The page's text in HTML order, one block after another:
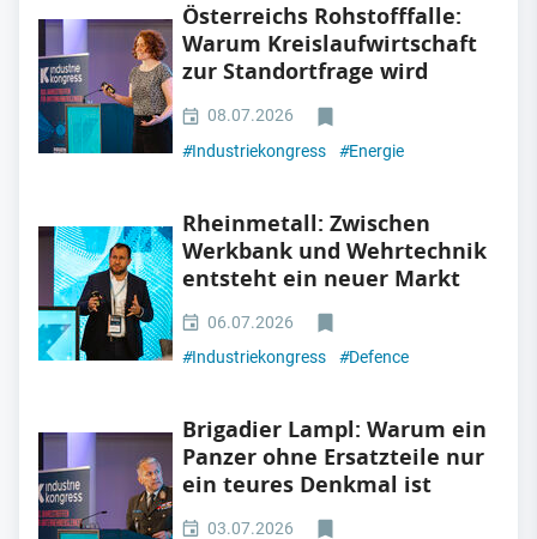
Österreichs Rohstofffalle:
Warum Kreislaufwirtschaft
zur Standortfrage wird
08.07.2026
#Industriekongress #Energie
Rheinmetall: Zwischen
Werkbank und Wehrtechnik
entsteht ein neuer Markt
06.07.2026
#Industriekongress #Defence
Brigadier Lampl: Warum ein
Panzer ohne Ersatzteile nur
ein teures Denkmal ist
03.07.2026